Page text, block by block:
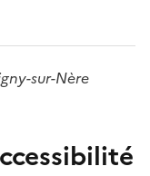
sur-Nère